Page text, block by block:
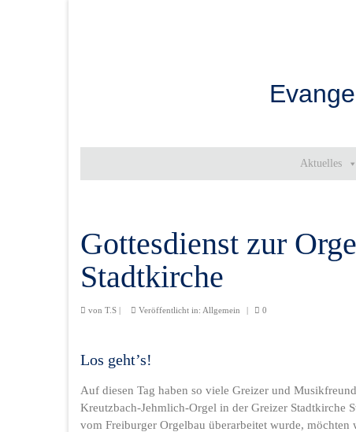
Aktuelles
Gottesdienst zur
Stadtkirche
von T.S | Veröffentlicht in: Allgemein | 0
Los geht’s!
Auf diesen Tag haben so viele Greizer und
Kreutzbach-Jehmlich-Orgel in der Greizer Stadtkirche
vom Freiburger Orgelbau überarbeitet wurde,